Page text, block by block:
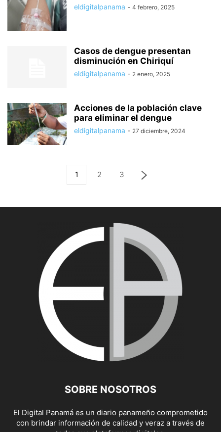
eldigitalpanama - 4 febrero, 2025
Casos de dengue presentan
disminución en Chiriquí
eldigitalpanama - 2 enero, 2025
Acciones de la población clave
para eliminar el dengue
eldigitalpanama - 27 diciembre, 2024
1 2 3
SOBRE NOSOTROS
El Digital Panamá es un diario panameño comprometido
con brindar información de calidad y veraz a través de